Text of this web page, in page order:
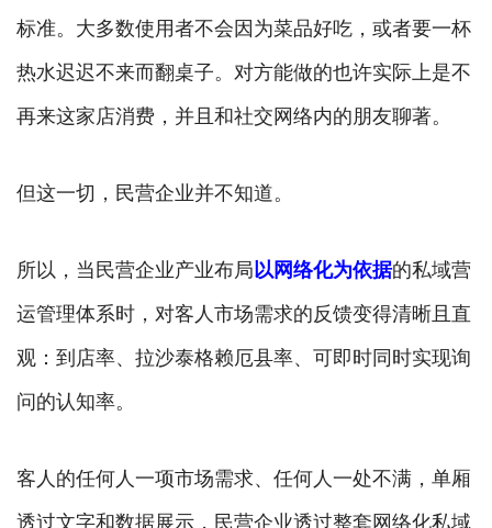
标准。大多数使用者不会因为菜品好吃，或者要一杯
热水迟迟不来而翻桌子。对方能做的也许实际上是不
再来这家店消费，并且和社交网络内的朋友聊著。
但这一切，民营企业并不知道。
所以，当民营企业产业布局以网络化为依据的私域营
运管理体系时，对客人市场需求的反馈变得清晰且直
观：到店率、拉沙泰格赖厄县率、可即时同时实现询
问的认知率。
客人的任何人一项市场需求、任何人一处不满，单厢
透过文字和数据展示，民营企业透过整套网络化私域